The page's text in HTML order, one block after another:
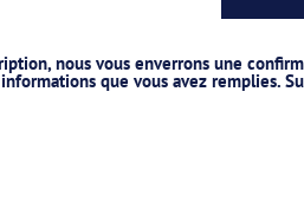
nous vous enverrons une
que vous avez remplies.